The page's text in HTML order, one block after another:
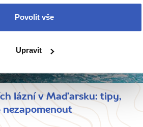
Povolit vše
Upravit
lázní v Maďarsku: tipy,
nezapomenout